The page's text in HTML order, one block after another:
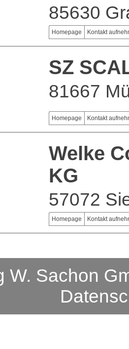
85630
Homepage Kontakt
SZ
81667
Homepage Kontakt
Welke
KG
57072
Homepage Kontakt
W. Sachon